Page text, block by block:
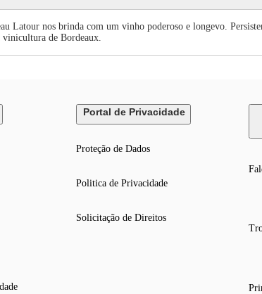
Latour nos brinda com um vinho poderoso e longevo.
vinicultura de Bordeaux.
Portal de Privacidade
Proteção de Dados
Politica de Privacidade
Solicitação de Direitos